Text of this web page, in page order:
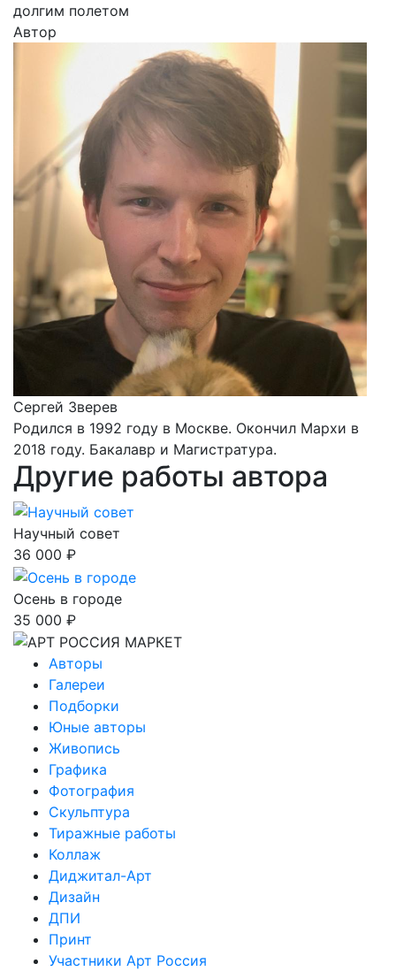
долгим полетом
Автор
Сергей Зверев
Родился в 1992 году в Москве. Окончил Мархи в
2018 году. Бакалавр и Магистратура.
Другие работы автора
Научный совет
36 000 ₽
Осень в городе
35 000 ₽
Авторы
Галереи
Подборки
Юные авторы
Живопись
Графика
Фотография
Скульптура
Тиражные работы
Коллаж
Диджитал-Арт
Дизайн
ДПИ
Принт
Участники Арт Россия